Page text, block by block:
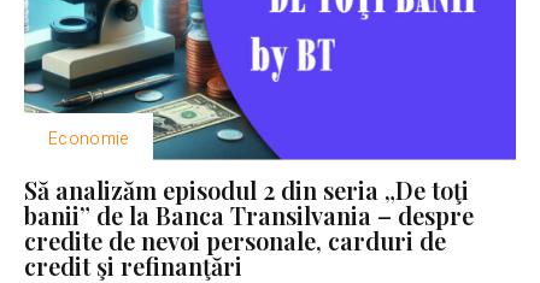
Economie
Să analizăm episodul 2 din seria „De toţi
banii” de la Banca Transilvania – despre
credite de nevoi personale, carduri de
credit şi refinanţări